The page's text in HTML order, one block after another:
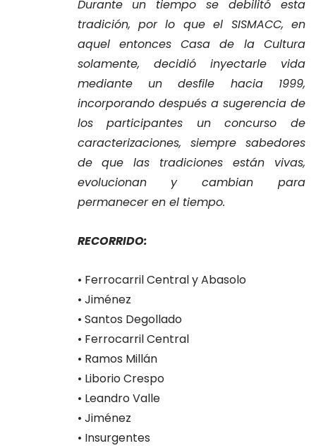
Durante un tiempo se debilitó esta
tradición, por lo que el SISMACC, en
aquel entonces Casa de la Cultura
solamente, decidió inyectarle vida
mediante un desfile hacia 1999,
incorporando después a sugerencia de
los participantes un concurso de
caracterizaciones, siempre sabedores
de que las tradiciones están vivas,
evolucionan y cambian para
permanecer en el tiempo.
RECORRIDO:
• Ferrocarril Central y Abasolo
• Jiménez
• Santos Degollado
• Ferrocarril Central
• Ramos Millán
• Liborio Crespo
• Leandro Valle
• Jiménez
• Insurgentes